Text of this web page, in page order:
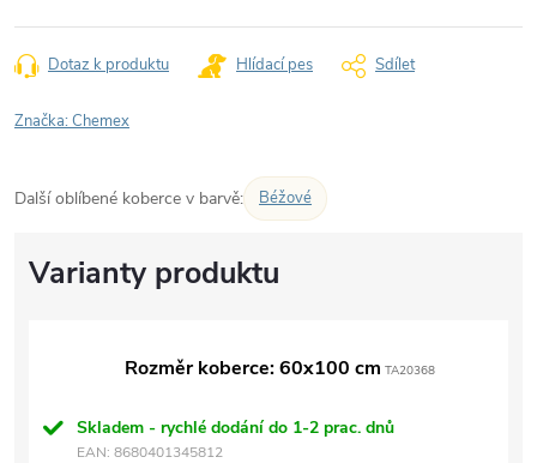
Dotaz k produktu Hlídací pes Sdílet
Značka:Chemex
Další oblíbené koberce v barvě: Béžové
Rozměr koberce: 60x100 cm TA20368
Skladem - rychlé dodání do 1-2 prac. dnů
EAN: 8680401345812